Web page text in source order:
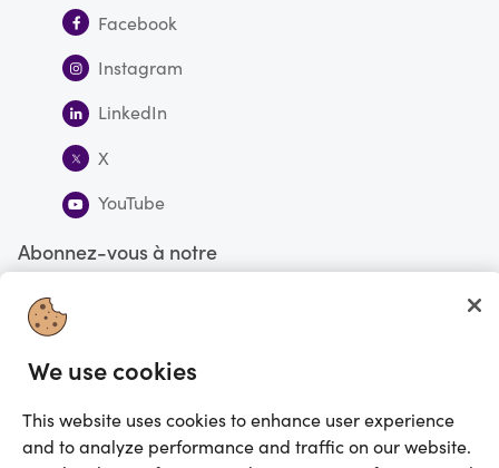
Facebook
Instagram
LinkedIn
X
YouTube
Abonnez-vous à notre
infolettre
Vous faites actuellement vos magasinages au Canada
©2025 Prezzee Pty Limited ACN 602 963 422 et/ou ses affiliés. Tous droits
We use cookies
This website uses cookies to enhance user experience
and to analyze performance and traffic on our website.